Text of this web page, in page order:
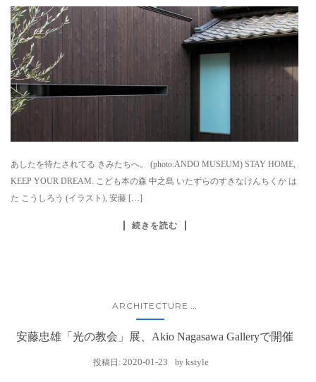
あしたを待たされてる きみたちへ。 (photo:ANDO MUSEUM) STAY HOME,
KEEP YOUR DREAM. こども本の森 中之島 いたずらのすきなけんちくか は
た こうしろう (イラスト), 安藤 […]
続きを読む
ARCHITECTURE ...
安藤忠雄「光の教会」展、Akio Nagasawa Galleryで開催
投稿日: 2020-01-23 by kstyle